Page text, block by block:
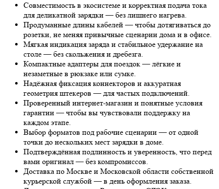
Совместимость в экосистеме и корректная подача тока
для деликатной зарядки — без лишнего нагрева.
Продуманные длины кабелей — чтобы дотягиваться до
розетки, не меняя привычные сценарии дома и в офисе.
Мягкая индикация заряда и стабильное удержание на
столе — без скольжения и дребезга.
Компактные адаптеры для поездок — лёгкие и
незаметные в рюкзаке или сумке.
Надёжная фиксация коннекторов и аккуратная
геометрия штекеров — для частых подключений.
Проверенный интернет-магазин и понятные условия
гарантии — чтобы вы чувствовали поддержку на
каждом этапе.
Выбор форматов под рабочие сценарии — от одной
точки до нескольких мест зарядки в доме.
Подтверждённая подлинность и уверенность, что перед
вами оригинал — без компромиссов.
Доставка по Москве и Московской области собственной
курьерской службой — в день оформления заказа.